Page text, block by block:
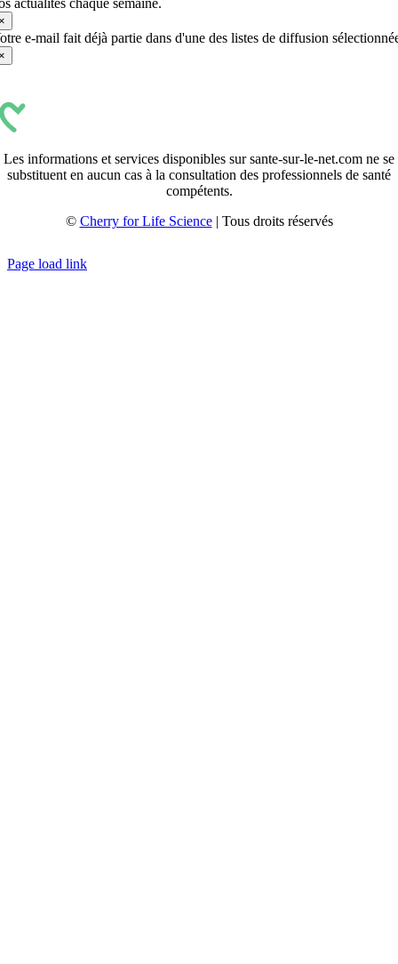
actualités chaque semaine.
e-mail fait déjà partie dans d'une des listes de diffusion
Les informations et services disponibles sur sante-sur-le-net.com ne se
substituent en aucun cas à la consultation des professionnels de santé
compétents.
© Cherry for Life Science| Tous droits réservés
Page load link